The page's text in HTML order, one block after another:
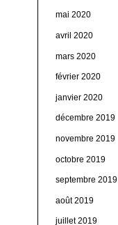
mai 2020
avril 2020
mars 2020
février 2020
janvier 2020
décembre 2019
novembre 2019
octobre 2019
septembre 2019
août 2019
juillet 2019